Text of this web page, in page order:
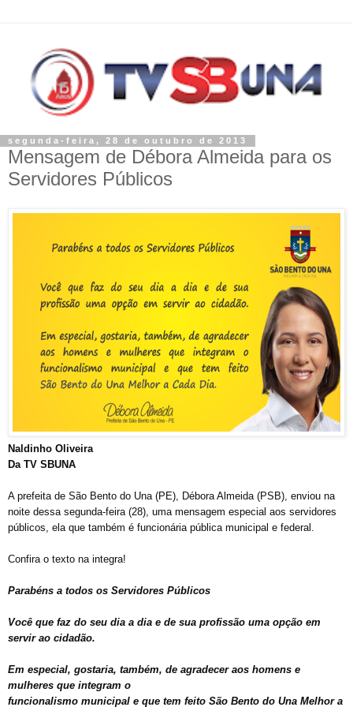
segunda-feira, 28 de outubro de 2013
Mensagem de Débora Almeida para os
Servidores Públicos
Naldinho Oliveira
Da TV SBUNA
A prefeita de São Bento do Una (PE), Débora Almeida (PSB), enviou na
noite dessa segunda-feira (28), uma mensagem especial aos servidores
públicos, ela que também é funcionária pública municipal e federal.
Confira o texto na integra!
Parabéns a todos os Servidores Públicos
Você que faz do seu dia a dia e de sua profissão uma opção em
servir ao cidadão.
Em especial, gostaria, também, de agradecer aos homens e
mulheres que integram o
funcionalismo municipal e que tem feito São Bento do Una Melhor a